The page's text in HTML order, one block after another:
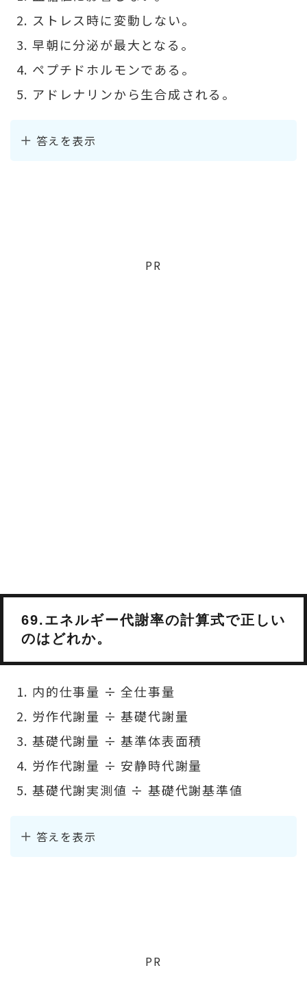
ストレス時に変動しない。
早朝に分泌が最大となる。
ペプチドホルモンである。
アドレナリンから生合成される。
答えを表示
PR
69.エネルギー代謝率の計算式で正しい
のはどれか。
内的仕事量 ÷ 全仕事量
労作代謝量 ÷ 基礎代謝量
基礎代謝量 ÷ 基準体表面積
労作代謝量 ÷ 安静時代謝量
基礎代謝実測値 ÷ 基礎代謝基準値
答えを表示
PR